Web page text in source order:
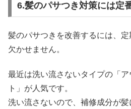
6.髪のパサつき対策には定
髪のパサつきを改善するには、
欠かせません。
最近は洗い流さないタイプの「
ト」が人気です。
洗い流さないので、補修成分が